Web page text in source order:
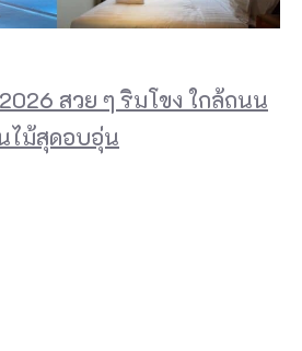
สวย ๆ ริมโขง ใกล้ถนน
ไม้สุดอบอุ่น